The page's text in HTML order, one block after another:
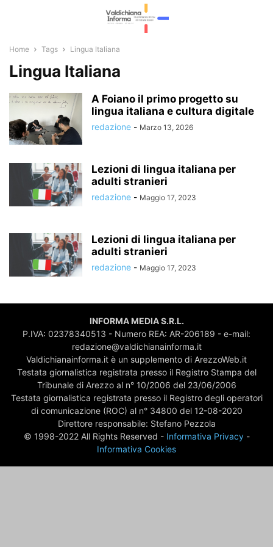
Home Tags Lingua Italiana
Lingua Italiana
A Foiano il primo progetto su
lingua italiana e cultura digitale
redazione - Marzo 13, 2026
Lezioni di lingua italiana per
adulti stranieri
redazione - Maggio 17, 2023
Lezioni di lingua italiana per
adulti stranieri
redazione - Maggio 17, 2023
INFORMA MEDIA S.R.L.
P.IVA: 02378340513 - Numero REA: AR-206189 - e-mail:
redazione@valdichianainforma.it
Valdichianainforma.it è un supplemento di ArezzoWeb.it
Testata giornalistica registrata presso il Registro Stampa del
Tribunale di Arezzo al n° 10/2006 del 23/06/2006
Testata giornalistica registrata presso il Registro degli operatori
di comunicazione (ROC) al n° 34800 del 12-08-2020
Direttore responsabile: Stefano Pezzola
© 1998-2022 All Rights Reserved - Informativa Privacy-
Informativa Cookies